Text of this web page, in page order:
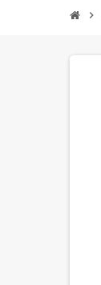
chevron_right